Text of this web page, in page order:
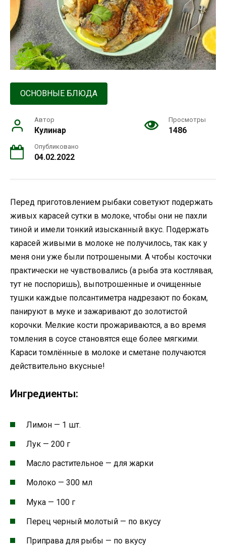
ОСНОВНЫЕ БЛЮДА
Автор
Кулинар
Просмотры
1486
Опубликовано
04.02.2022
Перед приготовлением рыбаки советуют подержать
живых карасей сутки в молоке, чтобы они не пахли
тиной и имели тонкий изысканный вкус. Подержать
карасей живыми в молоке не получилось, так как у
меня они уже были потрошеными. А чтобы косточки
практически не чувствовались (а рыба эта костлявая,
тут не поспоришь), выпотрошенные и очищенные
тушки каждые полсантиметра надрезают по бокам,
панируют в муке и зажаривают до золотистой
корочки. Мелкие кости прожариваются, а во время
томления в соусе становятся еще более мягкими.
Караси томлённые в молоке и сметане получаются
действительно вкусные!
Ингредиенты:
Лимон — 1 шт.
Лук — 200 г
Масло растительное — для жарки
Молоко — 300 мл
Мука — 100 г
Перец черный молотый — по вкусу
Приправа для рыбы — по вкусу